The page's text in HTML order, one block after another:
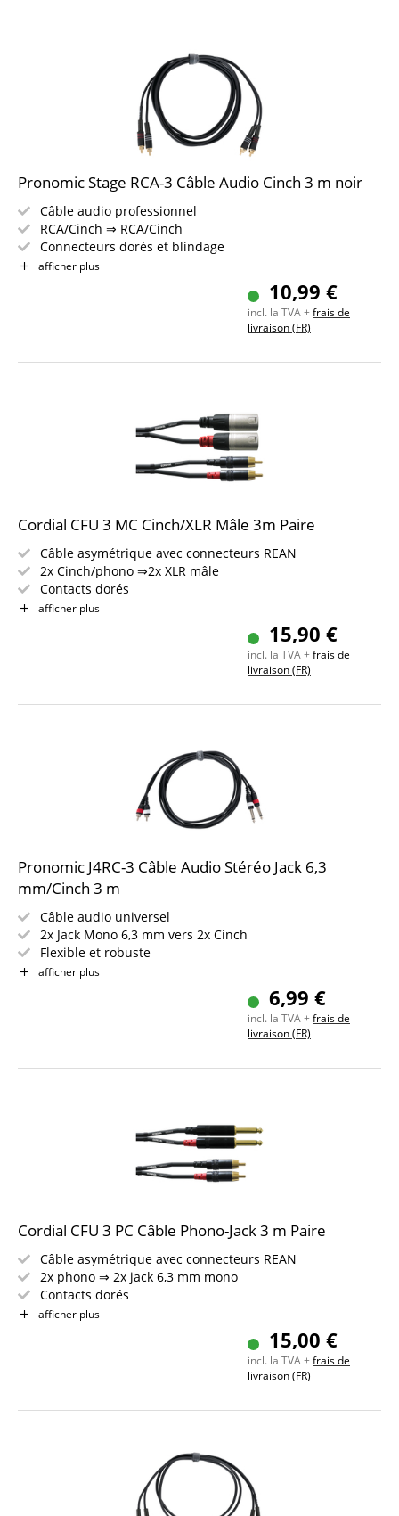
Pronomic Stage RCA-3 Câble Audio Cinch 3 m noir
Câble audio professionnel
RCA/Cinch ⇒ RCA/Cinch
Connecteurs dorés et blindage
Décharge de traction à pince et gaine anti-flexion en
afficher plus
10,99 €
incl. la TVA +frais de
livraison (FR)
Cordial CFU 3 MC Cinch/XLR Mâle 3m Paire
Câble asymétrique avec connecteurs REAN
2x Cinch/phono ⇒2x XLR mâle
Contacts dorés
Longueur : 3m
afficher plus
15,90 €
incl. la TVA +frais de
livraison (FR)
Pronomic J4RC-3 Câble Audio Stéréo Jack 6,3
mm/Cinch 3 m
Câble audio universel
2x Jack Mono 6,3 mm vers 2x Cinch
Flexible et robuste
Transmission propre
afficher plus
6,99 €
incl. la TVA +frais de
livraison (FR)
Cordial CFU 3 PC Câble Phono-Jack 3 m Paire
Câble asymétrique avec connecteurs REAN
2x phono ⇒ 2x jack 6,3 mm mono
Contacts dorés
Longueur : 3 m
afficher plus
15,00 €
incl. la TVA +frais de
livraison (FR)